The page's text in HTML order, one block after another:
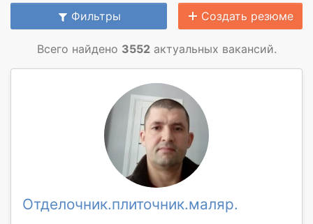
Фильтры Создать резюме
Всего найдено 3552актуальных вакансий.
Отделочник.плиточник.маляр.